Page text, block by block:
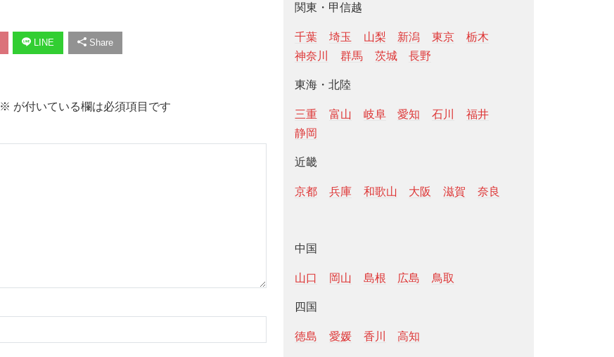
LINE Share
※ が付いている欄は必須項目です
関東・甲信越
千葉 埼玉 山梨 新潟 東京
栃木
神奈川
群馬 茨城 長野
東海・北陸
三重 富山 岐阜 愛知 石川
福井
静岡
近畿
京都 兵庫 和歌山 大阪 滋賀 奈良
中国
山口 岡山 島根 広島 鳥取
四国
徳島 愛媛 香川 高知